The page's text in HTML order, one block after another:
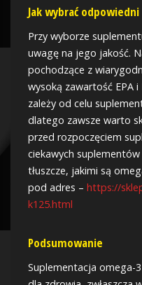
Jak wybrać
Przy wyborze
uwagę na jego jakość.
pochodzące z
wysoką zawartość EPA
zależy od celu
dlatego zawsze warto
przed rozpoczęciem
ciekawych
tłuszcze, jakimi są
pod adres – https://
k125.html
Podsumowanie
Suplementacja omega-